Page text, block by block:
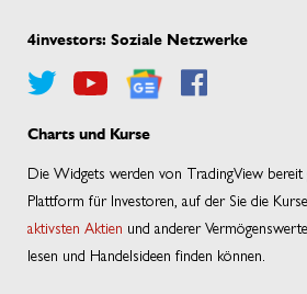
4investors: Soziale Netzwerke
Charts und Kurse
Die Widgets werden von TradingView bereit
Plattform für Investoren, auf der Sie die
aktivsten Aktien und anderer
lesen und Handelsideen finden können.